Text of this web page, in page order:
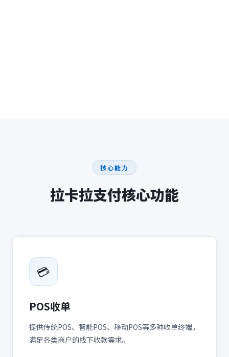
核心能力
拉卡拉支付核心功能
💳
POS收单
提供传统POS、智能POS、移动POS等多种收单终端，
满足各类商户的线下收款需求。